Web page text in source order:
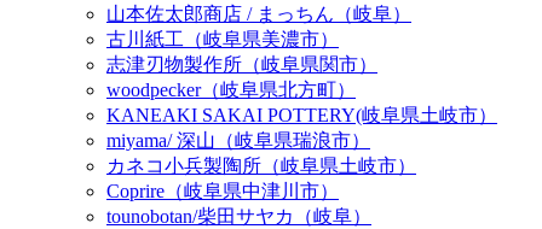
山本佐太郎商店 / まっちん（岐阜）
古川紙工（岐阜県美濃市）
志津刃物製作所（岐阜県関市）
woodpecker（岐阜県北方町）
KANEAKI SAKAI POTTERY(岐阜県土岐市）
miyama/ 深山（岐阜県瑞浪市）
カネコ小兵製陶所（岐阜県土岐市）
Coprire（岐阜県中津川市）
tounobotan/柴田サヤカ（岐阜）